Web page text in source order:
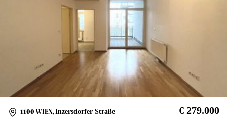
1100 WIEN, Inzersdorfer Straße € 279.000